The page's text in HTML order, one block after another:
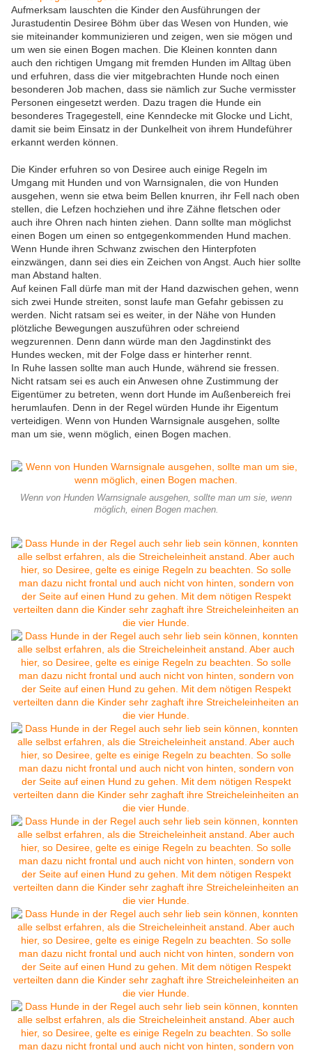
Aufmerksam lauschten die Kinder den Ausführungen der
Jurastudentin Desiree Böhm über das Wesen von Hunden, wie
sie miteinander kommunizieren und zeigen, wen sie mögen und
um wen sie einen Bogen machen. Die Kleinen konnten dann
auch den richtigen Umgang mit fremden Hunden im Alltag üben
und erfuhren, dass die vier mitgebrachten Hunde noch einen
besonderen Job machen, dass sie nämlich zur Suche vermisster
Personen eingesetzt werden. Dazu tragen die Hunde ein
besonderes Tragegestell, eine Kenndecke mit Glocke und Licht,
damit sie beim Einsatz in der Dunkelheit von ihrem Hundeführer
erkannt werden können.
Die Kinder erfuhren so von Desiree auch einige Regeln im
Umgang mit Hunden und von Warnsignalen, die von Hunden
ausgehen, wenn sie etwa beim Bellen knurren, ihr Fell nach oben
stellen, die Lefzen hochziehen und ihre Zähne fletschen oder
auch ihre Ohren nach hinten ziehen. Dann sollte man möglichst
einen Bogen um einen so entgegenkommenden Hund machen.
Wenn Hunde ihren Schwanz zwischen den Hinterpfoten
einzwängen, dann sei dies ein Zeichen von Angst. Auch hier sollte
man Abstand halten.
Auf keinen Fall dürfe man mit der Hand dazwischen gehen, wenn
sich zwei Hunde streiten, sonst laufe man Gefahr gebissen zu
werden. Nicht ratsam sei es weiter, in der Nähe von Hunden
plötzliche Bewegungen auszuführen oder schreiend
wegzurennen. Denn dann würde man den Jagdinstinkt des
Hundes wecken, mit der Folge dass er hinterher rennt.
In Ruhe lassen sollte man auch Hunde, während sie fressen.
Nicht ratsam sei es auch ein Anwesen ohne Zustimmung der
Eigentümer zu betreten, wenn dort Hunde im Außenbereich frei
herumlaufen. Denn in der Regel würden Hunde ihr Eigentum
verteidigen. Wenn von Hunden Warnsignale ausgehen, sollte
man um sie, wenn möglich, einen Bogen machen.
Wenn von Hunden Warnsignale ausgehen, sollte man um sie, wenn
möglich, einen Bogen machen.